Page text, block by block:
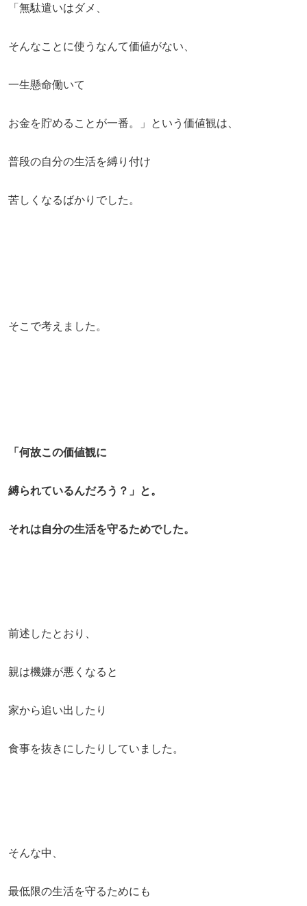
「無駄遣いはダメ、
そんなことに使うなんて価値がない、
一生懸命働いて
お金を貯めることが一番。」という価値観は、
普段の自分の生活を縛り付け
苦しくなるばかりでした。
そこで考えました。
「何故この価値観に
縛られているんだろう？」と。
それは自分の生活を守るためでした。
前述したとおり、
親は機嫌が悪くなると
家から追い出したり
食事を抜きにしたりしていました。
そんな中、
最低限の生活を守るためにも